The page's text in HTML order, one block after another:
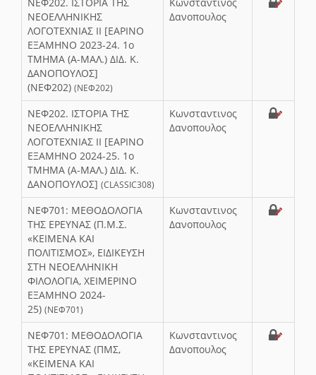
ΝΕΟΕΛΛΗΝΙΚΗΣ
ΛΟΓΟΤΕΧΝΙΑΣ ΙΙ [ΕΑΡΙΝΟ
ΕΞΑΜΗΝΟ 2023-24. 1ο
ΤΜΗΜΑ (Α-ΜΑΛ.) ΔΙΔ. Κ.
ΔΑΝΟΠΟΥΛΟΣ]
(ΝΕΦ202) (ΝΕΦ202)
Δανοπουλος
ΝΕΦ202. ΙΣΤΟΡΙΑ ΤΗΣ
ΝΕΟΕΛΛΗΝΙΚΗΣ
ΛΟΓΟΤΕΧΝΙΑΣ ΙΙ [ΕΑΡΙΝΟ
ΕΞΑΜΗΝΟ 2024-25. 1ο
ΤΜΗΜΑ (Α-ΜΑΛ.) ΔΙΔ. Κ.
ΔΑΝΟΠΟΥΛΟΣ] (CLASSIC308)
Κωνσταντινος
Δανοπουλος
ΝΕΦ701: ΜΕΘΟΔΟΛΟΓΙΑ
ΤΗΣ ΕΡΕΥΝΑΣ (Π.Μ.Σ.
«ΚΕΙΜΕΝΑ ΚΑΙ
ΠΟΛΙΤΙΣΜΟΣ», ΕΙΔΙΚΕΥΣΗ
ΣΤΗ ΝΕΟΕΛΛΗΝΙΚΗ
ΦΙΛΟΛΟΓΙΑ, ΧΕΙΜΕΡΙΝΟ
ΕΞΑΜΗΝΟ 2024-
25) (ΝΕΦ701)
Κωνσταντινος
Δανοπουλος
ΝΕΦ701: ΜΕΘΟΔΟΛΟΓΙΑ
ΤΗΣ ΕΡΕΥΝΑΣ (ΠΜΣ,
«ΚΕΙΜΕΝΑ ΚΑΙ
Κωνσταντινος
Δανοπουλος